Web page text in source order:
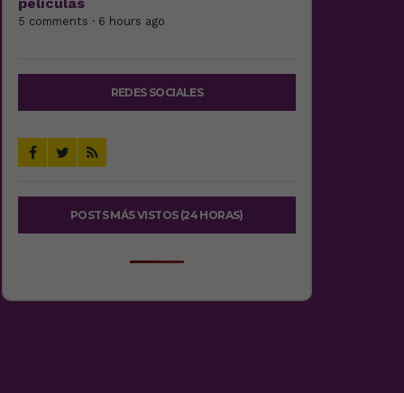
5 comments · 6 hours ago
REDES SOCIALES
POSTS MÁS VISTOS (24 HORAS)